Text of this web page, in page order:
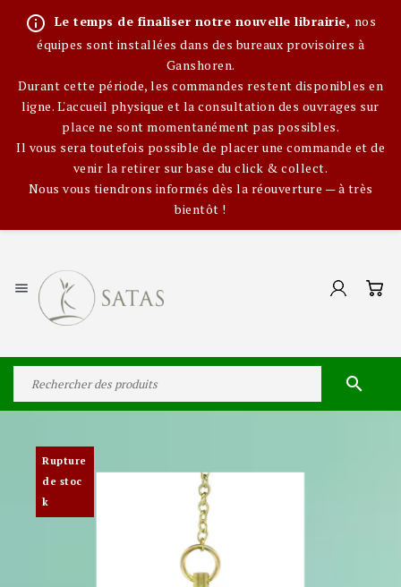
info_outline Le temps de finaliser notre nouvelle librairie, nos
équipes sont installées dans des bureaux provisoires à
Ganshoren.
Durant cette période, les commandes restent disponibles en
ligne. L'accueil physique et la consultation des ouvrages sur
place ne sont momentanément pas possibles.
Il vous sera toutefois possible de placer une commande et de
venir la retirer sur base du click & collect.
Nous vous tiendrons informés dès la réouverture — à très
bientôt !


Rupture
de stoc
k